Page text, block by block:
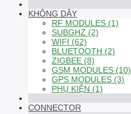
KHÔNG DÂY
RF MODULES (1)
SUBGHZ (2)
WIFI (62)
BLUETOOTH (2)
ZIGBEE (8)
GSM MODULES (10)
GPS MODULES (3)
PHỤ KIỆN (1)
CONNECTOR